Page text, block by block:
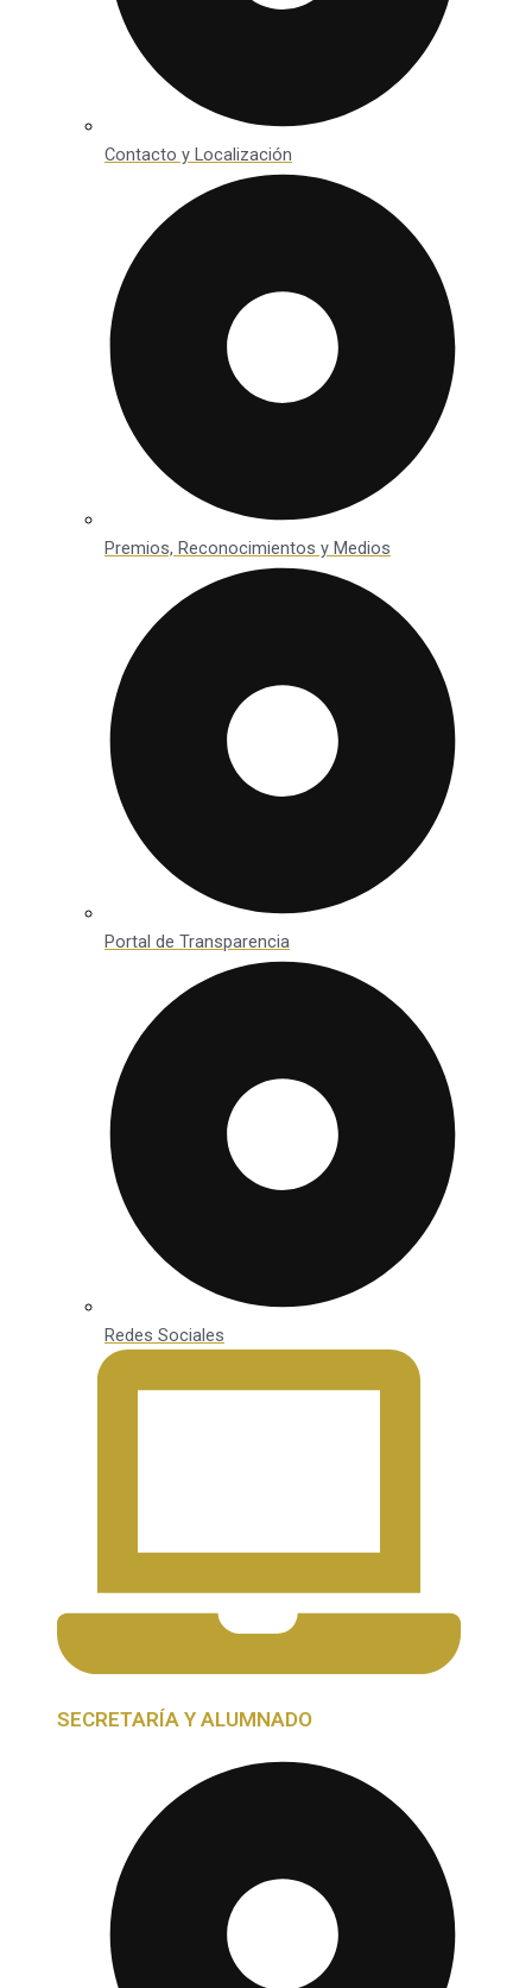
Contacto y Localización
Premios, Reconocimientos y Medios
Portal de Transparencia
Redes Sociales
SECRETARÍA Y ALUMNADO